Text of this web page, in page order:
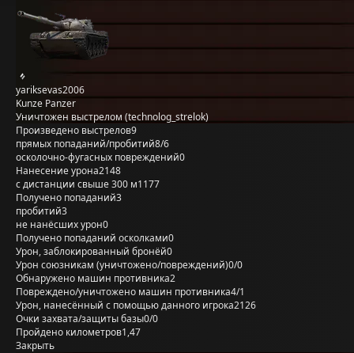
yariksevas2006
Kunze Panzer
Уничтожен выстрелом (technolog_strelok)
Произведено выстрелов9
прямых попаданий/пробитий8/6
осколочно-фугасных повреждений0
Нанесение урона2148
с дистанции свыше 300 м1177
Получено попаданий3
пробитий3
не нанёсших урон0
Получено попаданий осколками0
Урон, заблокированный бронёй0
Урон союзникам (уничтожено/повреждений)0/0
Обнаружено машин противника2
Повреждено/уничтожено машин противника4/1
Урон, нанесённый с помощью данного игрока2126
Очки захвата/защиты базы0/0
Пройдено километров1,47
Закрыть